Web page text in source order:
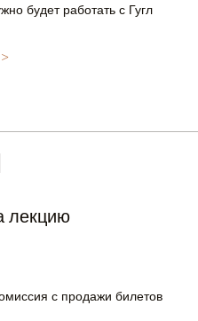
будет работать с Гугл
лекцию
с продажи билетов